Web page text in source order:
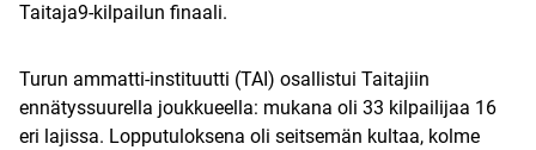
Taitaja9-kilpailun finaali.
Turun ammatti-instituutti (TAI) osallistui Taitajiin
ennätyssuurella joukkueella: mukana oli 33 kilpailijaa 16
eri lajissa. Lopputuloksena oli seitsemän kultaa, kolme